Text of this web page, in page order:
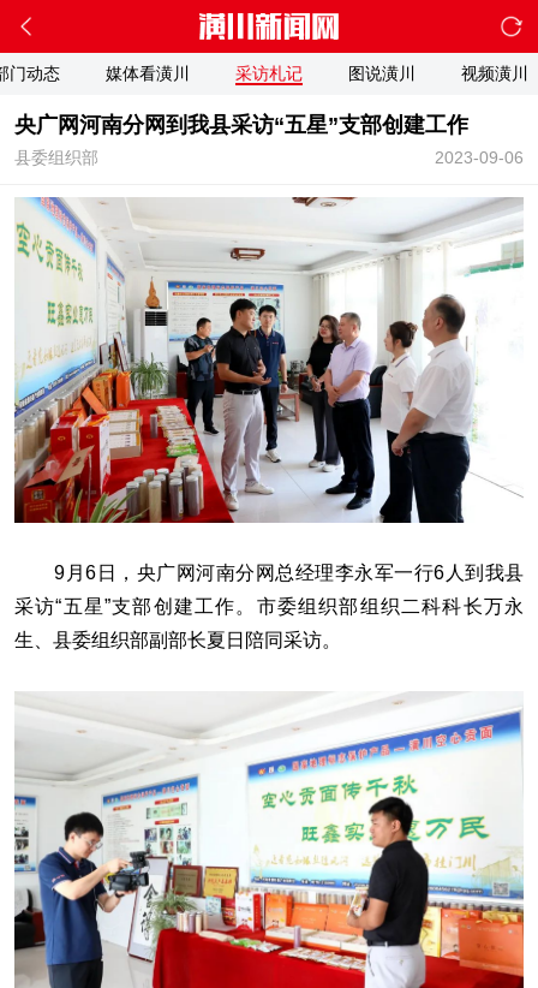
门动态 媒体看潢川 采访札记 图说潢川 视频潢川
央广网河南分网到我县采访“五星”支部创建工作
2023-09-06
县委组织部
9月6日，央广网河南分网总经理李永军一行6人到我县
采访“五星”支部创建工作。市委组织部组织二科科长万永
生、县委组织部副部长夏日陪同采访。